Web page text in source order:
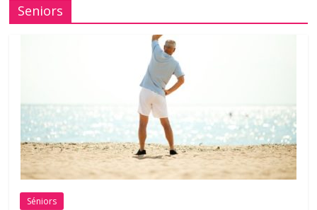
Seniors
Séniors